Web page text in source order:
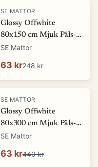
-75%
SE MATTOR
Glossy Offwhite
80x150 cm Mjuk Päls-
look Matta
SE Mattor
63 kr248 kr
-86%
SE MATTOR
Glossy Offwhite
80x300 cm Mjuk Päls-
look Matta
SE Mattor
63 kr440 kr